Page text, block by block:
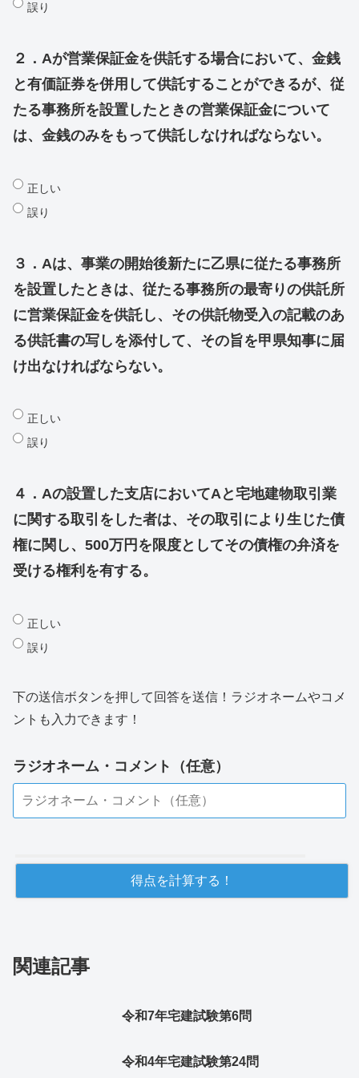
誤り
２．Aが営業保証金を供託する場合において、金銭
と有価証券を併用して供託することができるが、従
たる事務所を設置したときの営業保証金について
は、金銭のみをもって供託しなければならない。
正しい
誤り
３．Aは、事業の開始後新たに乙県に従たる事務所
を設置したときは、従たる事務所の最寄りの供託所
に営業保証金を供託し、その供託物受入の記載のあ
る供託書の写しを添付して、その旨を甲県知事に届
け出なければならない。
正しい
誤り
４．Aの設置した支店においてAと宅地建物取引業
に関する取引をした者は、その取引により生じた債
権に関し、500万円を限度としてその債権の弁済を
受ける権利を有する。
正しい
誤り
下の送信ボタンを押して回答を送信！ラジオネームやコメ
ントも入力できます！
ラジオネーム・コメント（任意）
関連記事
令和7年宅建試験第6問
令和4年宅建試験第24問